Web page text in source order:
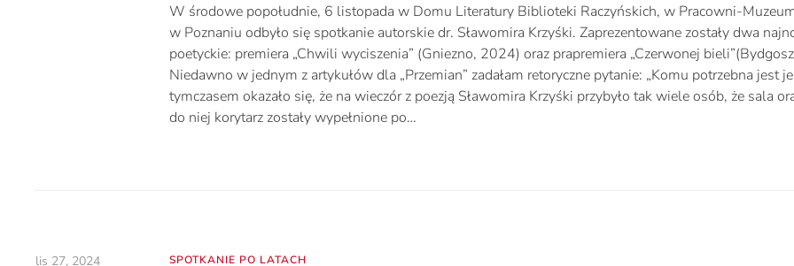
W środowe popołudnie, 6 listopada w Domu Literatury Biblioteki Raczyńskich, w Pracowni-
w Poznaniu odbyło się spotkanie autorskie dr. Sławomira Krzyśki. Zaprezentowane zostały dwa
poetyckie: premiera „Chwili wyciszenia” (Gniezno, 2024) oraz prapremiera „Czerwonej
Niedawno w jednym z artykułów dla „Przemian” zadałam retoryczne pytanie: „Komu potrzebna jest
tymczasem okazało się, że na wieczór z poezją Sławomira Krzyśki przybyło tak wiele osób, że sala
do niej korytarz zostały wypełnione po…
lis 27, 2024 SPOTKANIE PO LATACH